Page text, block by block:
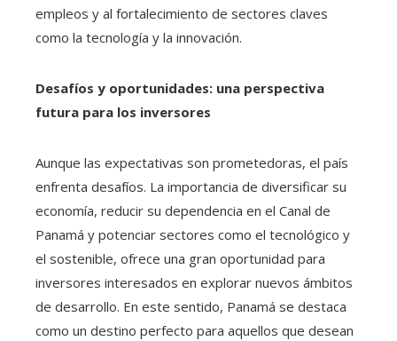
empleos y al fortalecimiento de sectores claves
como la tecnología y la innovación.
Desafíos y oportunidades: una perspectiva
futura para los inversores
Aunque las expectativas son prometedoras, el país
enfrenta desafíos. La importancia de diversificar su
economía, reducir su dependencia en el Canal de
Panamá y potenciar sectores como el tecnológico y
el sostenible, ofrece una gran oportunidad para
inversores interesados en explorar nuevos ámbitos
de desarrollo. En este sentido, Panamá se destaca
como un destino perfecto para aquellos que desean